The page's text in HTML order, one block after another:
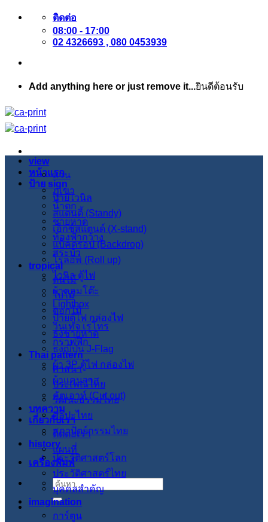
ข้าม
เนื้อหา
ติดต่อ
08:00 - 17:00
02 4326693 , 080 0453939
Add anything here or just remove it...ยินดีต้อนรับ
หน้าแรก
ป้าย sign
ป้ายไวนิล
สแตนดี้ (Standy)
เอ็กซ์สแตนด์ (X-stand)
แบ็คดรอป (Backdrop)
โรลอัพ (Roll up)
ไวนิล ตู้ไฟ
ผ้าคลุมโต๊ะ
Lightbox
ป้ายตู้ไฟ กล่องไฟ
ธงชายหาด
ธงญี่ปุ่น J-Flag
ผ้า 3P ตู้ไฟ กล่องไฟ
ผ้าแคนวาส
คัตเอาท์ (Cut out)
บทความ
เกี่ยวกับเรา
ติดต่อเรา
แผนที่
เครื่องพิมพ์
ค้นหา:
view
สวน
ภูเขา
น้ำตก
ชายหาด
ท้องฟ้ากว้าง
สระบัว
tropical
ต้นไม้
ใบไม้
ดอกไม้
วินเทจ เรโทร
กราฟฟิก
Thai pattern
ศาสนา
ประเพณีไทย
วัฒนะธรรมไทย
ศิลปะไทย
สภาปัตย์กรรมไทย
history
ประวัติศาสตร์โลก
ประวัติศาสตร์ไทย
บุคคลสำคัญ
imagination
การ์ตูน